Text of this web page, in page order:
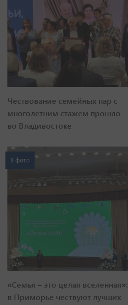
Чествование семейных пар с
многолетним стажем прошло
во Владивостоке
8 фото
«Семья – это целая вселенная»:
в Приморье чествуют лучших